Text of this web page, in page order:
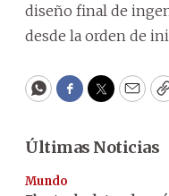
diseño final de
desde la orden de
WhatsApp
Facebook
Twitter
Últimas Noticias
Mundo